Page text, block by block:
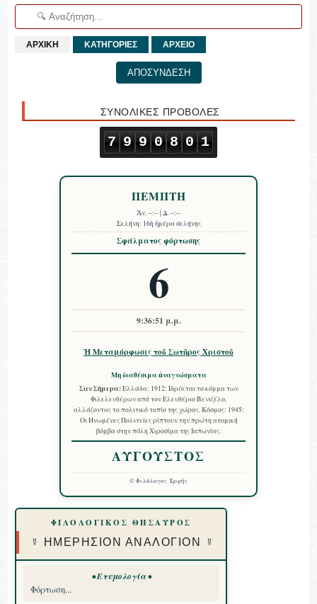
ΑΡΧΙΚΗ ΚΑΤΗΓΟΡΙΕΣ ΑΡΧΕΙΟ
ΑΠΟΣΥΝΔΕΣΗ
ΣΥΝΟΛΙΚΕΣ ΠΡΟΒΟΛΕΣ
7 9 9 0 8 0 1
ΠΕΜΠΤΗ
Ἀν.--:--| Δ.--:--
Σελήνη: 16ὴ ἡμέρα σελήνης
Σφάλματος φόρτωσης
6
9:36:52 μ.μ.
Ἡ Μεταμόρφωσις τοῦ Σωτῆρος Χριστοῦ
Μη διαθέσιμα ἀναγνώσματα
Σαν Σήμερα:Ελλάδα: 1912: Ιδρύεται το κόμμα των
Φιλελευθέρων από τον Ελευθέριο Βενιζέλο,
αλλάζοντας το πολιτικό τοπίο της χώρας. Κόσμος: 1945:
Οι Ηνωμένες Πολιτείες ρίπτουν την πρώτη ατομική
βόμβα στην πόλη Χιροσίμα της Ιαπωνίας.
ΑΥΓΟΥΣΤΟΣ
© Φιλόλογος Ἑρμῆς
ΦΙΛΟΛΟΓΙΚΟΣ ΘΗΣΑΥΡΟΣ
☿ ΗΜΕΡΗΣΙΟΝ ΑΝΑΛΟΓΙΟΝ ☿
• Ετυμολογία •
Φόρτωση...